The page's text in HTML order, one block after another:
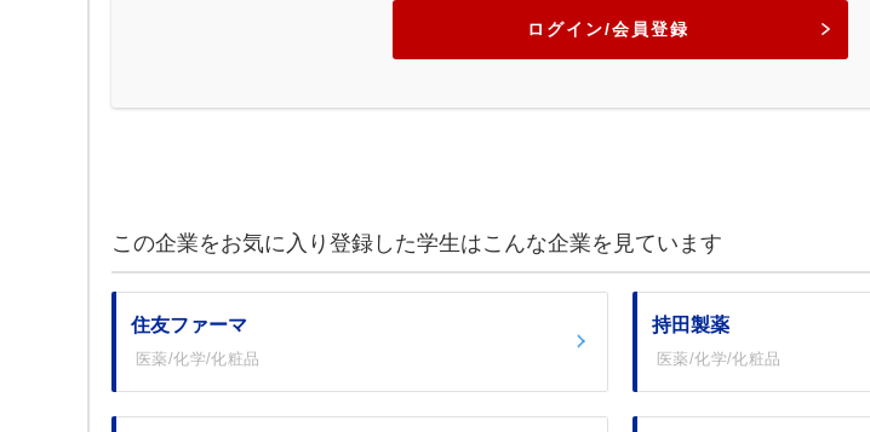
ログイン/会員登録
この企業をお気に入り登録した学生はこんな企業を見ています
住友ファーマ
医薬/化学/化粧品
持田製薬
医薬/化学/化粧品